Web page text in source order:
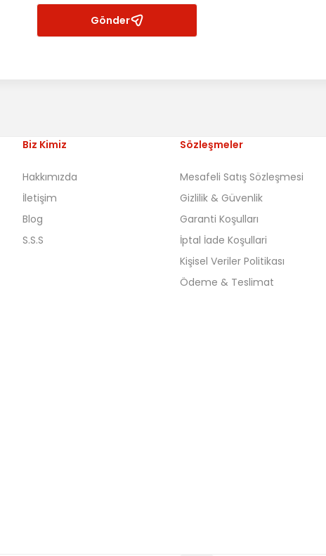
Gönder
Biz Kimiz
Hakkımızda
İletişim
Blog
S.S.S
Sözleşmeler
Mesafeli Satış Sözleşmesi
Gizlilik & Güvenlik
Garanti Koşulları
İptal İade Koşullari
Kişisel Veriler Politikası
Ödeme & Teslimat